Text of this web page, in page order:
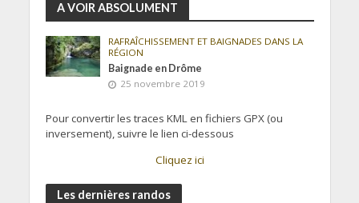
A VOIR ABSOLUMENT
RAFRAÎCHISSEMENT ET BAIGNADES DANS LA
RÉGION
Baignade en Drôme
25 novembre 2019
Pour convertir les traces KML en fichiers GPX (ou
inversement), suivre le lien ci-dessous
Cliquez ici
Les dernières randos